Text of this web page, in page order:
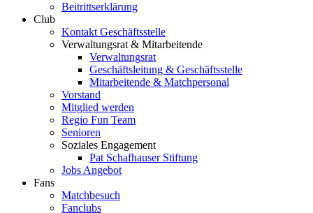
Beitrittserklärung
Club
Kontakt Geschäftsstelle
Verwaltungsrat & Mitarbeitende
Verwaltungsrat
Geschäftsleitung & Geschäftsstelle
Mitarbeitende & Matchpersonal
Vorstand
Mitglied werden
Regio Fun Team
Senioren
Soziales Engagement
Pat Schafhauser Stiftung
Jobs Angebot
Fans
Matchbesuch
Fanclubs